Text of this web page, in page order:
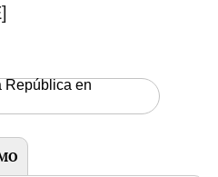
República en